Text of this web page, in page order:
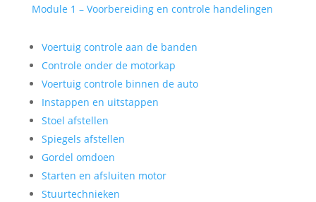
Module 1 – Voorbereiding en controle handelingen
Voertuig controle aan de banden
Controle onder de motorkap
Voertuig controle binnen de auto
Instappen en uitstappen
Stoel afstellen
Spiegels afstellen
Gordel omdoen
Starten en afsluiten motor
Stuurtechnieken